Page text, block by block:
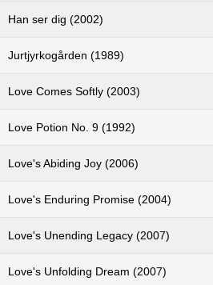
Han ser dig (2002)
Jurtjyrkogården (1989)
Love Comes Softly (2003)
Love Potion No. 9 (1992)
Love's Abiding Joy (2006)
Love's Enduring Promise (2004)
Love's Unending Legacy (2007)
Love's Unfolding Dream (2007)